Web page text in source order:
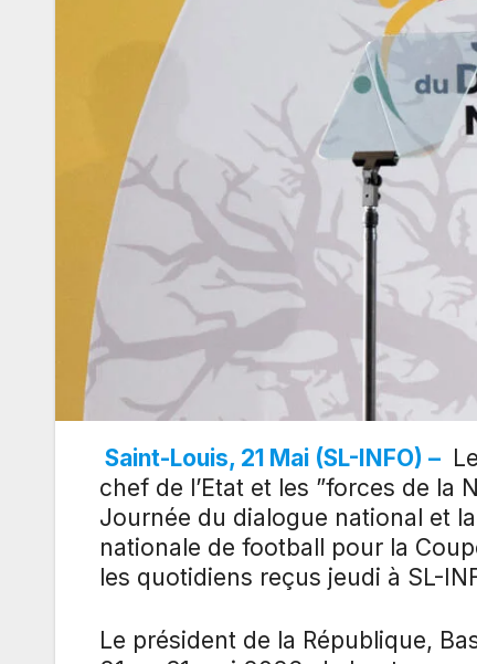
Saint-Louis, 21 Mai (SL-INFO) –
chef de l’Etat et les ”forces de la
Journée du dialogue national et
nationale de football pour la
les quotidiens reçus jeudi à SL-
Le président de la République,